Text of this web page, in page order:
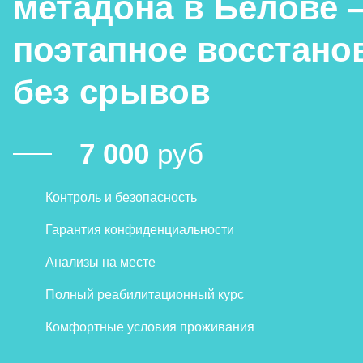
метадона в Белове
поэтапное
без срывов
7 000 руб
Контроль и безопасность
Гарантия конфиденциальности
Анализы на месте
Полный реабилитационный курс
Комфортные условия проживания